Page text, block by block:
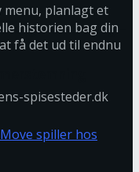
til Kolding –
menu, planlagt et
historien bag din
få det ud til endnu
spisesteder.dk